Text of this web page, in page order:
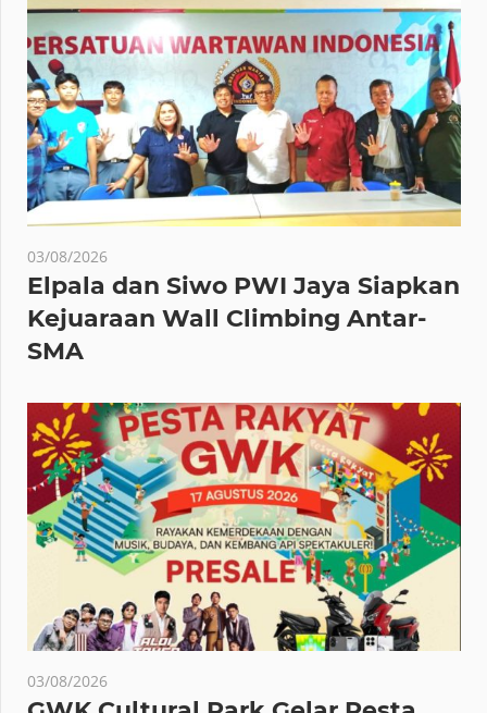
03/08/2026
Elpala dan Siwo PWI Jaya Siapkan
Kejuaraan Wall Climbing Antar-
SMA
03/08/2026